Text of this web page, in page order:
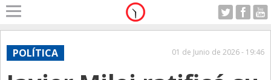
Home
A Motor
Domingo 09.08.2026
POLÍTICA 01 de Junio de 2026 - 19:46